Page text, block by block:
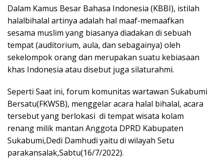
Dalam Kamus Besar Bahasa Indonesia (KBBI), istilah
halalbihalal artinya adalah hal maaf-memaafkan
sesama muslim yang biasanya diadakan di sebuah
tempat (auditorium, aula, dan sebagainya) oleh
sekelompok orang dan merupakan suatu kebiasaan
khas Indonesia atau disebut juga silaturahmi.
Seperti Saat ini, forum komunitas wartawan Sukabumi
Bersatu(FKWSB), menggelar acara halal bihalal, acara
tersebut yang berlokasi di tempat wisata kolam
renang milik mantan Anggota DPRD Kabupaten
Sukabumi,Dedi Damhudi yaitu di wilayah Setu
parakansalak,Sabtu(16/7/2022).